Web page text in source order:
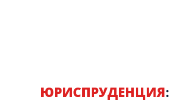
ЮРИСПРУДЕНЦИЯ